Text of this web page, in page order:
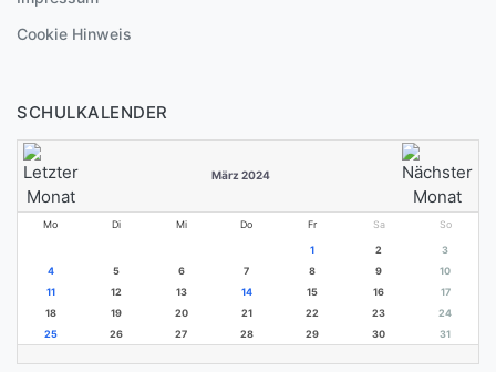
Cookie Hinweis
SCHULKALENDER
März 2024
Mo Di Mi Do Fr Sa So
1 2
3
4
5 6 7 8 9
10
11
12 13 14 15 16
17
18
19 20 21 22 23
24
25
26 27 28 29 30 31